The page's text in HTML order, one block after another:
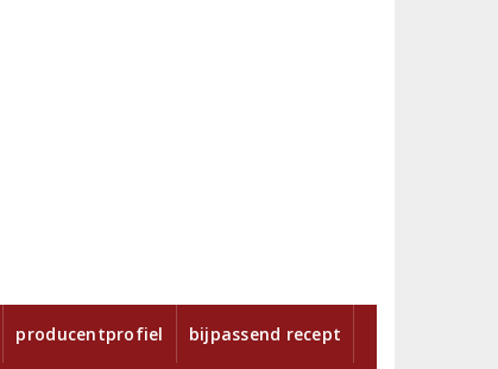
producentprofiel bijpassend recept